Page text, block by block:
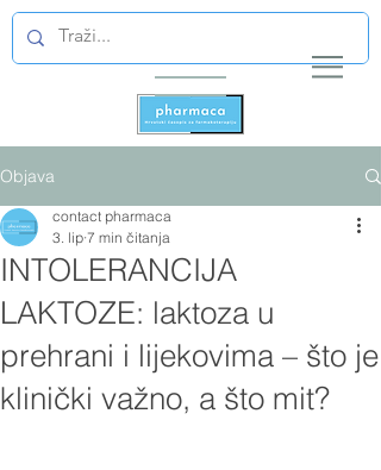
Objava
INTOLERANCIJA
LAKTOZE: laktoza u
prehrani i lijekovima – što je
klinički važno, a što mit?
contact pharmaca
3. lip 7 min čitanja